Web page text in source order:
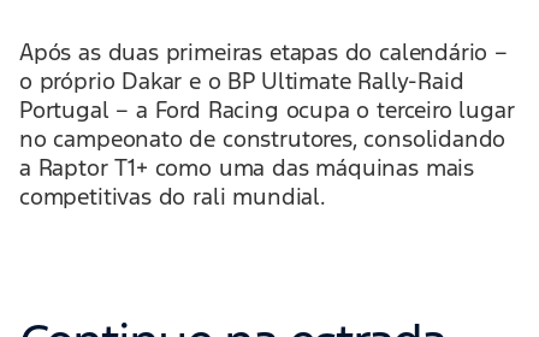
Após as duas primeiras etapas do calendário –
o próprio Dakar e o BP Ultimate Rally-Raid
Portugal – a Ford Racing ocupa o terceiro lugar
no campeonato de construtores, consolidando
a Raptor T1+ como uma das máquinas mais
competitivas do rali mundial.